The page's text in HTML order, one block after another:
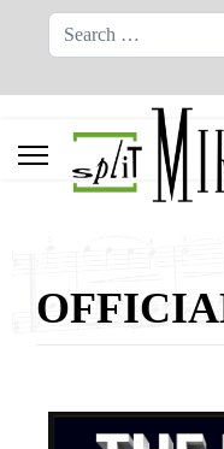
Search